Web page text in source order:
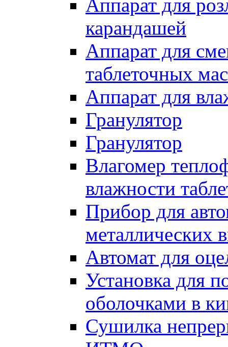
Аппарат для
карандашей
Аппарат для
таблеточных
Аппарат для
Гранулятор
Гранулятор
Влагомер
влажности
Прибор для
металлических
Автомат для
Установка для
оболочками в
Сушилка